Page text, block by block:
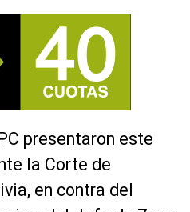
presentaron este
la Corte de
en contra del